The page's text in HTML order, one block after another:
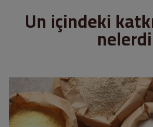
Un içindeki